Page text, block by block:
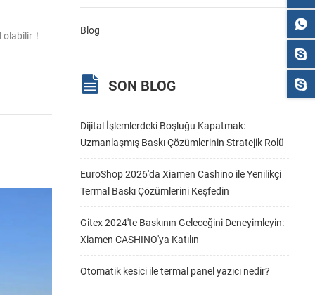
olabilir！
Blog
SON BLOG
Dijital İşlemlerdeki Boşluğu Kapatmak:
Uzmanlaşmış Baskı Çözümlerinin Stratejik Rolü
EuroShop 2026'da Xiamen Cashino ile Yenilikçi
Termal Baskı Çözümlerini Keşfedin
Gitex 2024'te Baskının Geleceğini Deneyimleyin:
Xiamen CASHINO'ya Katılın
Otomatik kesici ile termal panel yazıcı nedir?